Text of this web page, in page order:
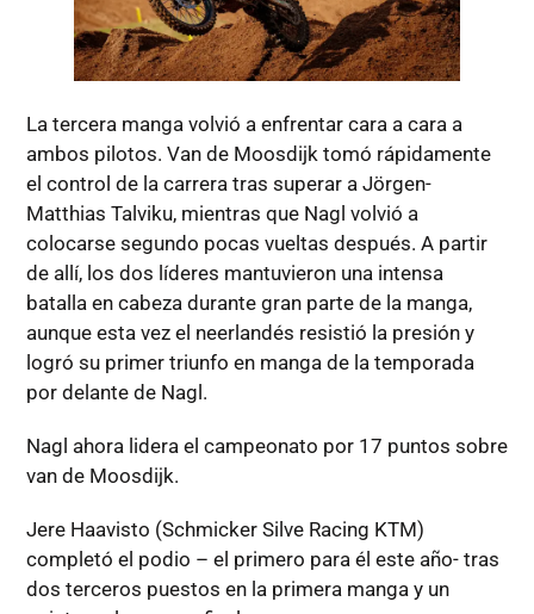
La tercera manga volvió a enfrentar cara a cara a
ambos pilotos. Van de Moosdijk tomó rápidamente
el control de la carrera tras superar a Jörgen-
Matthias Talviku, mientras que Nagl volvió a
colocarse segundo pocas vueltas después. A partir
de allí, los dos líderes mantuvieron una intensa
batalla en cabeza durante gran parte de la manga,
aunque esta vez el neerlandés resistió la presión y
logró su primer triunfo en manga de la temporada
por delante de Nagl.
Nagl ahora lidera el campeonato por 17 puntos sobre
van de Moosdijk.
Jere Haavisto (Schmicker Silve Racing KTM)
completó el podio – el primero para él este año- tras
dos terceros puestos en la primera manga y un